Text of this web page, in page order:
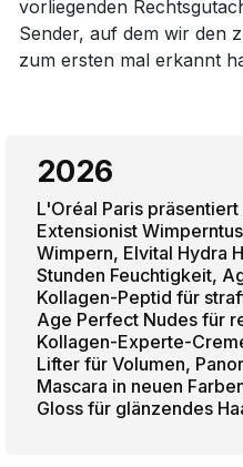
vorliegenden
Sender, auf dem wir den
zum ersten mal erkannt
2026
L'Oréal Paris
Extensionist
Wimpern, Elvital Hydra
Stunden Feuchtigkeit,
Kollagen-Peptid für
Age Perfect Nudes für
Kollagen-Experte-
Lifter für Volumen,
Mascara in neuen
Gloss für glänzendes